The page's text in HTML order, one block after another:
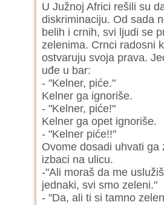
U Južnoj Africi rešili su
diskriminaciju. Od sada
belih i crnih, svi ljudi se
zelenima. Crnci radosni
ostvaruju svoja prava.
uđe u bar:
- "Kelner, piće."
Kelner ga ignoriše.
- "Kelner, piće!"
Kelner ga opet ignoriše.
- "Kelner piće!!"
Ovome dosadi uhvati ga
izbaci na ulicu.
-"Ali moraš da me
jednaki, svi smo zeleni."
- "Da, ali ti si tamno